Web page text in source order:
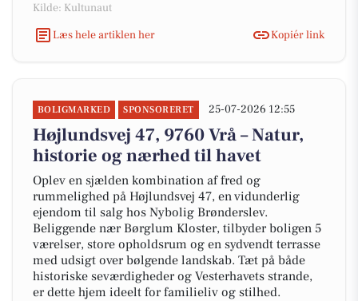
Kilde: Kultunaut
Læs hele artiklen her
Kopiér link
BOLIGMARKED SPONSORERET 25-07-2026 12:55
Højlundsvej 47, 9760 Vrå – Natur,
historie og nærhed til havet
Oplev en sjælden kombination af fred og
rummelighed på Højlundsvej 47, en vidunderlig
ejendom til salg hos Nybolig Brønderslev.
Beliggende nær Børglum Kloster, tilbyder boligen 5
værelser, store opholdsrum og en sydvendt terrasse
med udsigt over bølgende landskab. Tæt på både
historiske seværdigheder og Vesterhavets strande,
er dette hjem ideelt for familieliv og stilhed.